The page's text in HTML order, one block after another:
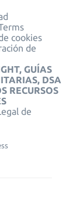
cookies
de
GUÍAS
DSA
RECURSOS
de